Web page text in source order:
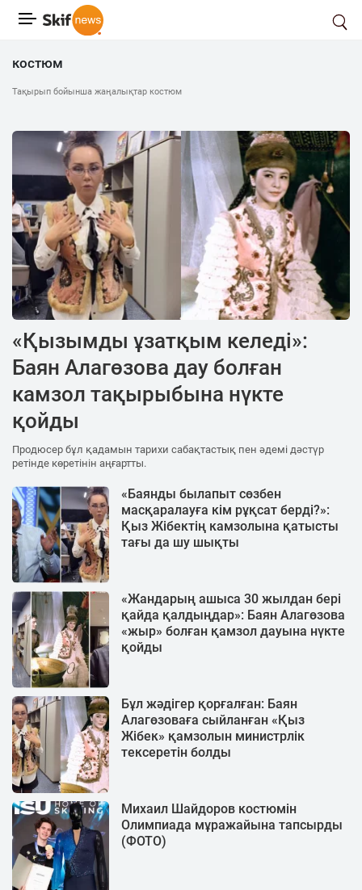
костюм
Тақырып бойынша жаңалықтар костюм
«Қызымды ұзатқым келеді»:
Баян Алагөзова дау болған
камзол тақырыбына нүкте
қойды
Продюсер бұл қадамын тарихи сабақтастық пен әдемі дәстүр
ретінде көретінін аңғартты.
«Баянды былапыт сөзбен
масқаралауға кім рұқсат берді?»:
Қыз Жібектің камзолына қатысты
тағы да шу шықты
«Жандарың ашыса 30 жылдан бері
қайда қалдыңдар»: Баян Алагөзова
«жыр» болған қамзол дауына нүкте
қойды
Бұл жәдігер қорғалған: Баян
Алагөзоваға сыйланған «Қыз
Жібек» қамзолын министрлік
тексеретін болды
Михаил Шайдоров костюмін
Олимпиада мұражайына тапсырды
(ФОТО)